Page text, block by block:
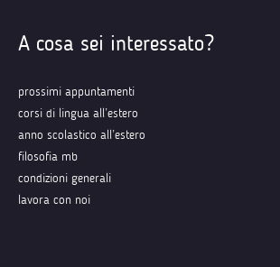
A cosa sei interessato?
prossimi appuntamenti
corsi di lingua all’estero
anno scolastico all’estero
filosofia mb
condizioni generali
lavora con noi